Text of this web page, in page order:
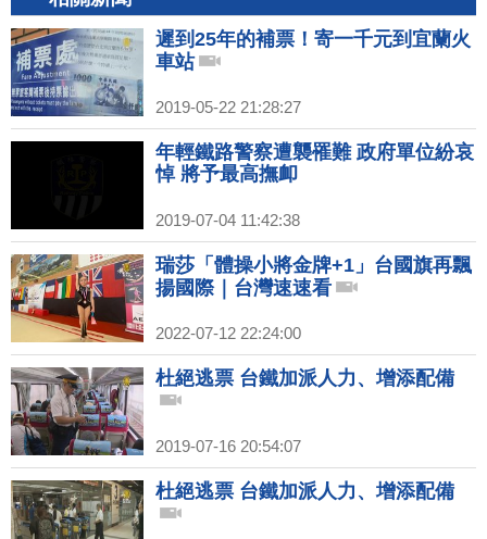
遲到25年的補票！寄一千元到宜蘭火
車站
2019-05-22 21:28:27
年輕鐵路警察遭襲罹難 政府單位紛哀
悼 將予最高撫卹
2019-07-04 11:42:38
瑞莎「體操小將金牌+1」台國旗再飄
揚國際｜台灣速速看
2022-07-12 22:24:00
杜絕逃票 台鐵加派人力、增添配備
2019-07-16 20:54:07
杜絕逃票 台鐵加派人力、增添配備